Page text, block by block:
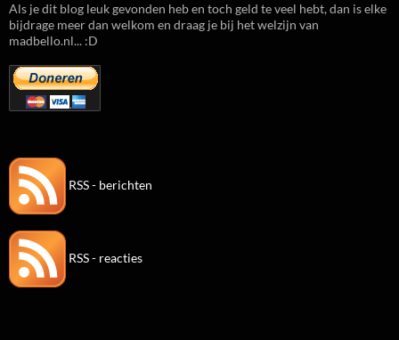
Als je dit blog leuk gevonden heb en toch geld te veel hebt, dan is elke
bijdrage meer dan welkom en draag je bij het welzijn van
madbello.nl... :D
RSS - berichten
RSS - reacties